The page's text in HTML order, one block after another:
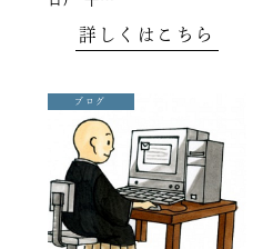
詳しくはこちら
ブログ